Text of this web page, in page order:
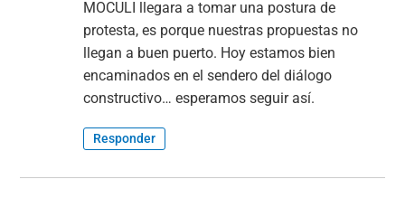
MOCULI llegara a tomar una postura de
protesta, es porque nuestras propuestas no
llegan a buen puerto. Hoy estamos bien
encaminados en el sendero del diálogo
constructivo… esperamos seguir así.
Responder